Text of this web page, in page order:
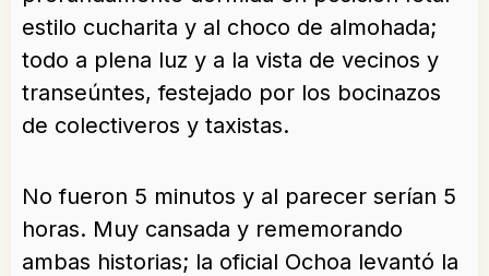
estilo cucharita y al choco de almohada;
todo a plena luz y a la vista de vecinos y
transeúntes, festejado por los bocinazos
de colectiveros y taxistas.
No fueron 5 minutos y al parecer serían 5
horas. Muy cansada y rememorando
ambas historias; la oficial Ochoa levantó la